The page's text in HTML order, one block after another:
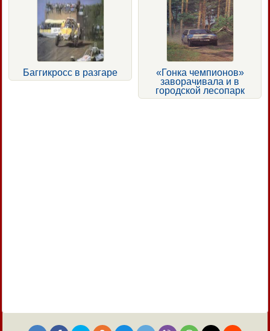
Баггикросс в разгаре
«Гонка чемпионов»
заворачивала и в
городской лесопарк